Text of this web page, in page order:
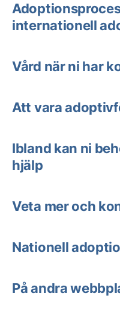
internationell
Vård när ni har
Att vara
Ibland kan ni
hjälp
Veta mer och
Nationell
På andra